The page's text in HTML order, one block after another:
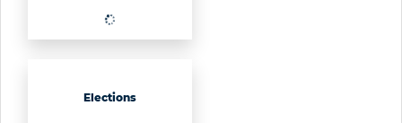
(27)
Elections